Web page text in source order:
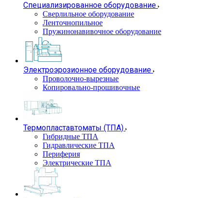
Специализированное оборудование
Сверлильное оборудование
Ленточнопильное
Пружинонавивочное оборудование
Электроэрозионное оборудование
Проволочно-вырезные
Копировально-прошивочные
Термопластавтоматы (ТПА)
Гибридные ТПА
Гидравлические ТПА
Периферия
Электрические ТПА